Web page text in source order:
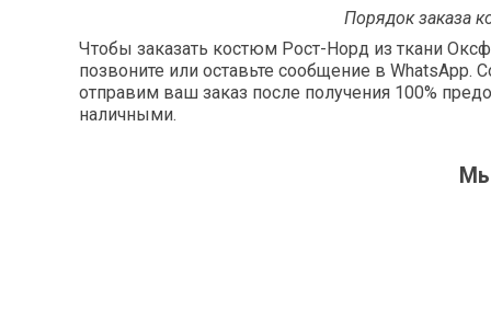
Порядок заказа
Чтобы заказать костюм Рост-Норд из ткани
позвоните или оставьте сообщение в
отправим ваш заказ после получения 100%
наличными.